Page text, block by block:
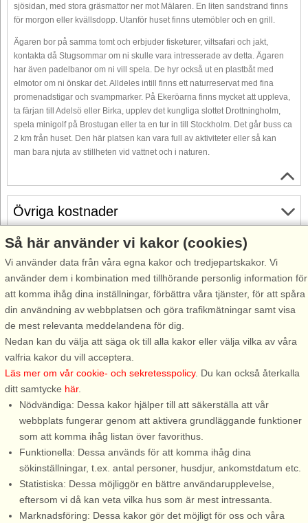
sjösidan, med stora gräsmattor ner mot Mälaren. En liten sandstrand finns
för morgon eller kvällsdopp. Utanför huset finns utemöbler och en grill.
Ägaren bor på samma tomt och erbjuder fisketurer, viltsafari och jakt,
kontakta då Stugsommar om ni skulle vara intresserade av detta. Ägaren
har även padelbanor om ni vill spela. De hyr också ut en plastbåt med
elmotor om ni önskar det. Alldeles intill finns ett naturreservat med fina
promenadstigar och svampmarker. På Ekeröarna finns mycket att uppleva,
ta färjan till Adelsö eller Birka, upplev det kungliga slottet Drottningholm,
spela minigolf på Brostugan eller ta en tur in till Stockholm. Det går buss ca
2 km från huset. Den här platsen kan vara full av aktiviteter eller så kan
man bara njuta av stillheten vid vattnet och i naturen.
Om området
Info och öppettider
Innan semestern
Övriga kostnader
Gratis avbokning
Gratis avbokning fram till 35 dagar före ankomst. Gäller för
ankomster under perioden 18/7-2026 till 31/12-2027
Se villkor här
Topp-attraktioner i området
Så här använder vi kakor (cookies)
Vi använder data från våra egna kakor och tredjepartskakor. Vi
använder dem i kombination med tillhörande personlig information för
att komma ihåg dina inställningar, förbättra våra tjänster, för att spåra
din användning av webbplatsen och göra trafikmätningar samt visa
de mest relevanta meddelandena för dig.
Nedan kan du välja att säga ok till alla kakor eller välja vilka av våra
valfria kakor du vill acceptera.
Läs mer om vår cookie- och sekretesspolicy. Du kan också återkalla
ditt samtycke här.
Nödvändiga: Dessa kakor hjälper till att säkerställa att vår
webbplats fungerar genom att aktivera grundläggande funktioner
som att komma ihåg listan över favorithus.
Funktionella: Dessa används för att komma ihåg dina
sökinställningar, t.ex. antal personer, husdjur, ankomstdatum etc.
Statistiska: Dessa möjliggör en bättre användarupplevelse,
eftersom vi då kan veta vilka hus som är mest intressanta.
Marknadsföring: Dessa kakor gör det möjligt för oss och våra